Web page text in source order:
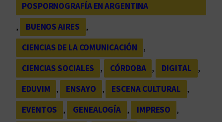
POSPORNOGRAFÍA EN ARGENTINA
,
BUENOS AIRES
,
CIENCIAS DE LA COMUNICACIÓN
,
CIENCIAS SOCIALES
, CÓRDOBA , DIGITAL
,
EDUVIM
, ENSAYO , ESCENA CULTURAL
,
EVENTOS
, GENEALOGÍA , IMPRESO
,